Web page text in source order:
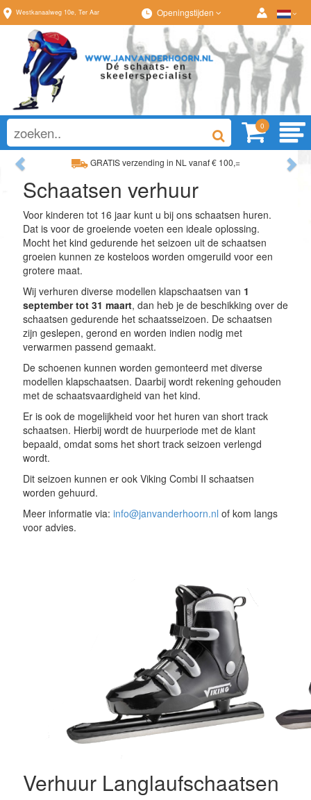
Westkanaalweg 10e, Ter Aar Openingstijden
0
GRATIS verzending in NL vanaf € 100,=
Ruim assortiment, altijd wat naar wens!
Ruim assortiment,
Previous
Schaatsen verhuur
Voor kinderen tot 16 jaar kunt u bij ons schaatsen huren.
Dat is voor de groeiende voeten een ideale oplossing.
Mocht het kind gedurende het seizoen uit de schaatsen
groeien kunnen ze kosteloos worden omgeruild voor een
grotere maat.
Wij verhuren diverse modellen klapschaatsen van 1
september tot 31 maart, dan heb je de beschikking over de
schaatsen gedurende het schaatsseizoen. De schaatsen
zijn geslepen, gerond en worden indien nodig met
verwarmen passend gemaakt.
De schoenen kunnen worden gemonteerd met diverse
modellen klapschaatsen. Daarbij wordt rekening gehouden
met de schaatsvaardigheid van het kind.
Er is ook de mogelijkheid voor het huren van short track
schaatsen. Hierbij wordt de huurperiode met de klant
bepaald, omdat soms het short track seizoen verlengd
wordt.
Dit seizoen kunnen er ook Viking Combi II schaatsen
worden gehuurd.
Meer informatie via: info@janvanderhoorn.nl of kom langs
voor advies.
Verhuur Langlaufschaatsen